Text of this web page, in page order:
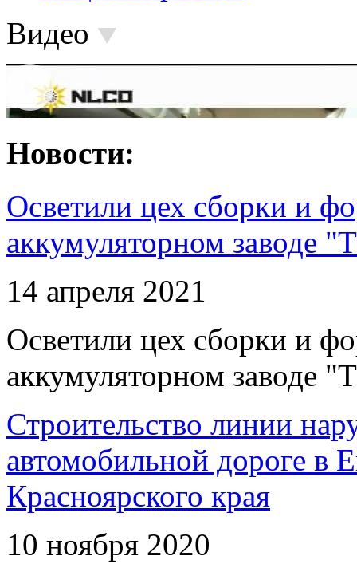
Видео
Новости:
Осветили цех сборки и
аккумуляторном заводе
14 апреля 2021
Осветили цех сборки и
аккумуляторном заводе
Строительство линии
автомобильной дороге в
Красноярского края
10 ноября 2020